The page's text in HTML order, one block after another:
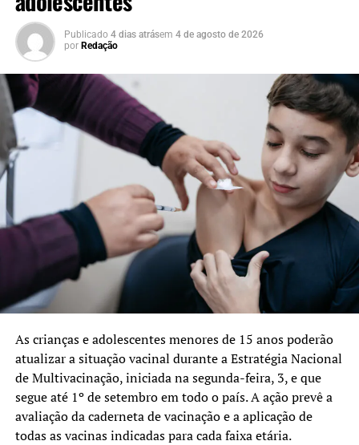
Publicado 4 dias atrásem 4 de agosto de 2026
por Redação
As crianças e adolescentes menores de 15 anos poderão
atualizar a situação vacinal durante a Estratégia Nacional
de Multivacinação, iniciada na segunda-feira, 3, e que
segue até 1º de setembro em todo o país. A ação prevê a
avaliação da caderneta de vacinação e a aplicação de
todas as vacinas indicadas para cada faixa etária.